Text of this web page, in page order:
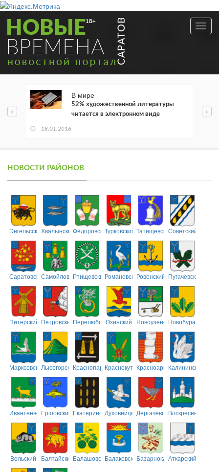
В мире
52% художественной литературы
читается в электронном виде
18.01.2016
НОВОСТИ РАЙОНОВ
ЭнгельсскийХвалынскийФёдоровскийТурковский ТатищевскийСоветский
СаратовскийСамойловскийРтищевскийРомановскийРовенский Пугачёвский
Питерский ПетровскийПерелюбскийОзинский НовоузенскийНовобурасский
МарксовскийЛысогорскийКраснопартизанский
КраснокутскийКрасноармейский
Калининский
ИвантеевскийЕршовский ЕкатериновскийДуховницкийДергачёвскийВоскресенский
Вольский БалтайскийБалашовскийБалаковскийБазарнокарабулакский
Аткарский